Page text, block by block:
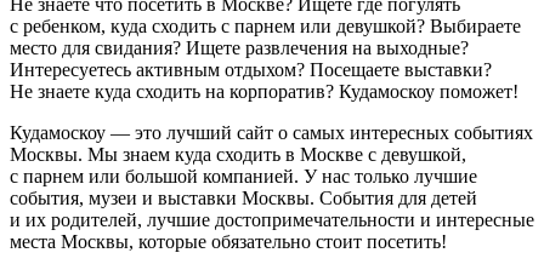
с ребенком, куда сходить с парнем или девушкой? Выбираете
место для свидания? Ищете развлечения на выходные?
Интересуетесь активным отдыхом? Посещаете выставки?
Не знаете куда сходить на корпоратив? Кудамоскоу поможет!
Кудамоскоу — это лучший сайт о самых интересных событиях
Москвы. Мы знаем куда сходить в Москве с девушкой,
с парнем или большой компанией. У нас только лучшие
события, музеи и выставки Москвы. События для детей
и их родителей, лучшие достопримечательности и интересные
места Москвы, которые обязательно стоит посетить!